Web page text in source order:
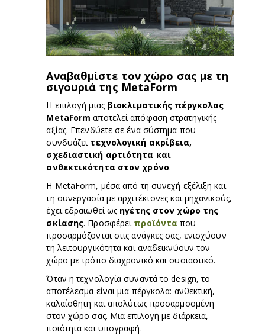
Αναβαθμίστε τον χώρο σας με τη
σιγουριά της MetaForm
Η επιλογή μιας βιοκλιματικής πέργκολας
MetaForm αποτελεί απόφαση στρατηγικής
αξίας. Επενδύετε σε ένα σύστημα που
συνδυάζει τεχνολογική ακρίβεια,
σχεδιαστική αρτιότητα και
ανθεκτικότητα στον χρόνο.
Η MetaForm, μέσα από τη συνεχή εξέλιξη και
τη συνεργασία με αρχιτέκτονες και μηχανικούς,
έχει εδραιωθεί ως ηγέτης στον χώρο της
σκίασης. Προσφέρει προϊόντα που
προσαρμόζονται στις ανάγκες σας, ενισχύουν
τη λειτουργικότητα και αναδεικνύουν τον
χώρο με τρόπο διαχρονικό και ουσιαστικό.
Όταν η τεχνολογία συναντά το design, το
αποτέλεσμα είναι μια πέργκολα: ανθεκτική,
καλαίσθητη και απολύτως προσαρμοσμένη
στον χώρο σας. Μια επιλογή με διάρκεια,
ποιότητα και υπογραφή.